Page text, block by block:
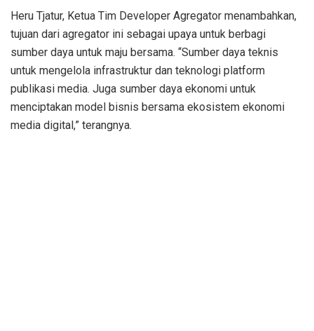
Heru Tjatur, Ketua Tim Developer Agregator menambahkan,
tujuan dari agregator ini sebagai upaya untuk berbagi
sumber daya untuk maju bersama. “Sumber daya teknis
untuk mengelola infrastruktur dan teknologi platform
publikasi media. Juga sumber daya ekonomi untuk
menciptakan model bisnis bersama ekosistem ekonomi
media digital,” terangnya.